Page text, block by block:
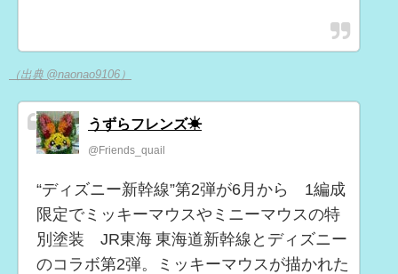
（出典 @naonao9106）
うずらフレンズ☀
@Friends_quail
“ディズニー新幹線”第2弾が6月から 1編成
限定でミッキーマウスやミニーマウスの特
別塗装 JR東海 東海道新幹線とディズニー
のコラボ第2弾。ミッキーマウスが描かれた